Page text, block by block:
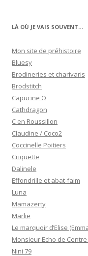
LÀ OÙ JE VAIS SOUVENT…
Mon site de préhistoire
Bluesy
Brodineries et charivaris
Brodstitch
Capucine O
Cathdragon
C en Roussillon
Claudine / Coco2
Coccinelle Poitiers
Criquette
Dalinele
Effondrille et abat-faim
Luna
Mamazerty
Marlie
Le marquoir d’Elise
Monsieur Echo de
Nini 79